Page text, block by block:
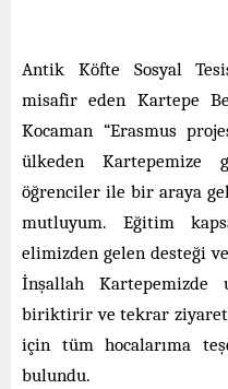
Antik Köfte Sosyal
misafir eden Kartepe
Kocaman “Erasmus
ülkeden Kartepemize
öğrenciler ile bir araya
mutluyum. Eğitim
elimizden gelen desteği
İnşallah Kartepemizde
biriktirir ve tekrar ziyaret
için tüm hocalarıma
bulundu.